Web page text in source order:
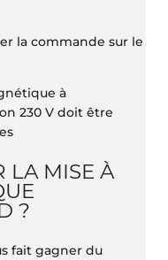
la commande sur le
à
230 V doit être
LA MISE À
?
fait gagner du